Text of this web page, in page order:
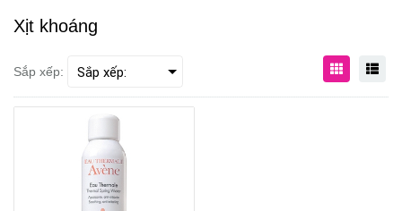
Xịt khoáng
Sắp xếp: